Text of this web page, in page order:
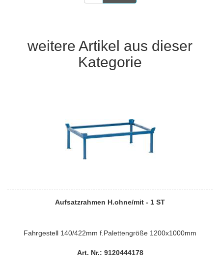
weitere Artikel aus dieser
Kategorie
Aufsatzrahmen H.ohne/mit - 1 ST
Fahrgestell 140/422mm f.Palettengröße 1200x1000mm
Art. Nr.: 9120444178